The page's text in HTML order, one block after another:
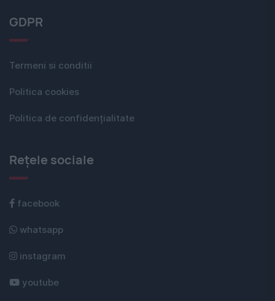
GDPR
Termeni si conditii
Politica cookies
Politica de confidențialitate
Rețele sociale
facebook
whatsapp
instagram
youtube